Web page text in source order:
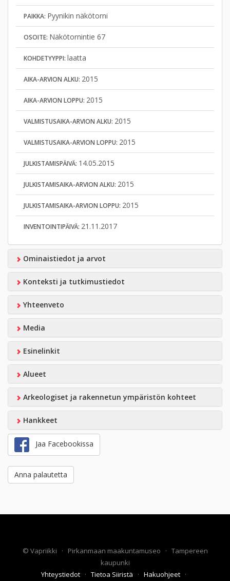
PAIKKA: Pyynikin näkötorni
OSOITE: Näkötornintie 67
KOHDETYYPPI: laatta
AIKA-ARVION ALKU: 2015
AIKA-ARVION LOPPU: 2015
VALMISTUSAIKA-ARVION ALKU: 2015
VALMISTUSAIKA-ARVION LOPPU: 2015
JULKISTAMISPÄIVÄ: 14.05.2015
JULKISTAMISAIKA-ARVION ALKU: 2015
JULKISTAMISAIKA-ARVION LOPPU: 2015
INVENTOINTIPÄIVÄ: 21.11.2017
Ominaistiedot ja arvot
Konteksti ja tutkimustiedot
Yhteenveto
Media
Esinelinkit
Alueet
Arkeologiset ja rakennetun ympäristön kohteet
Hankkeet
Jaa Facebookissa
Anna palautetta
© Vapriikki · Pirkanmaan maakuntamuseo · Tampereen
kaupunki
Yhteystiedot · Tietoa Siiristä · Hakuohjeet ·